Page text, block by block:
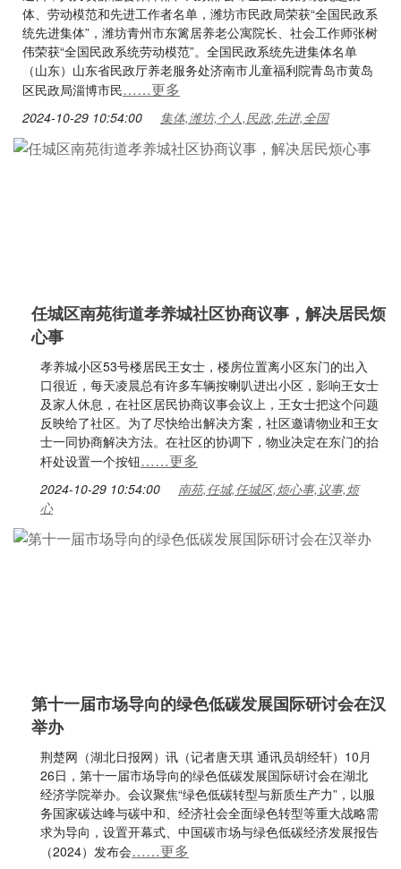
体、劳动模范和先进工作者名单，潍坊市民政局荣获“全国民政系
统先进集体”，潍坊青州市东篱居养老公寓院长、社会工作师张树
伟荣获“全国民政系统劳动模范”。全国民政系统先进集体名单
（山东）山东省民政厅养老服务处济南市儿童福利院青岛市黄岛
区民政局淄博市民……更多
2024-10-29 10:54:00 集体,潍坊,个人,民政,先进,全国
任城区南苑街道孝养城社区协商议事，解决居民烦
心事
孝养城小区53号楼居民王女士，楼房位置离小区东门的出入
口很近，每天凌晨总有许多车辆按喇叭进出小区，影响王女士
及家人休息，在社区居民协商议事会议上，王女士把这个问题
反映给了社区。为了尽快给出解决方案，社区邀请物业和王女
士一同协商解决方法。在社区的协调下，物业决定在东门的抬
杆处设置一个按钮……更多
2024-10-29 10:54:00
南苑,任城,任城区,烦心事,议事,烦
心
第十一届市场导向的绿色低碳发展国际研讨会在汉
举办
荆楚网（湖北日报网）讯（记者唐天琪 通讯员胡经轩）10月
26日，第十一届市场导向的绿色低碳发展国际研讨会在湖北
经济学院举办。会议聚焦“绿色低碳转型与新质生产力”，以服
务国家碳达峰与碳中和、经济社会全面绿色转型等重大战略需
求为导向，设置开幕式、中国碳市场与绿色低碳经济发展报告
（2024）发布会……更多